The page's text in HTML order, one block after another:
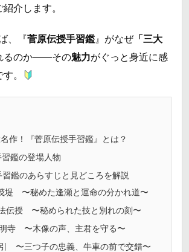
紹介します。
、『菅原伝授手習鑑』がなぜ「三大
るのか――その魅力がぐっと身近に感
。
作！『菅原伝授手習鑑』とは？
鑑の登場人物
鑑のあらすじと見どころを解説
堤 〜秘めた逢瀬と運命の分かれ道〜
伝授 〜秘められた技と別れの刻〜
寺 〜木像の声、主君を守る〜
〜三つ子の忠義、牛車の前で交錯〜